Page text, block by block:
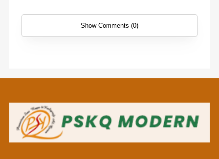
Show Comments (0)